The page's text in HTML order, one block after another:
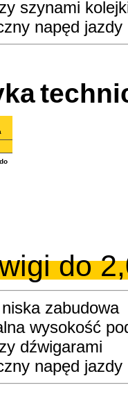
szynami
napęd jazdy
do
zabudowa
wysokość
dźwigarami
napęd jazdy